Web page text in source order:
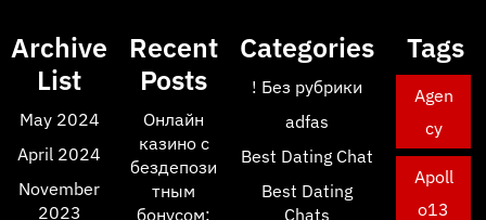
Archive
List
May 2024
April 2024
November
2023
Recent
Posts
Онлайн
казино с
бездепози
тным
бонусом:
Categories
! Без рубрики
adfas
Best Dating Chat
Best Dating
Chats
Tags
Agen
cy
Apoll
o13